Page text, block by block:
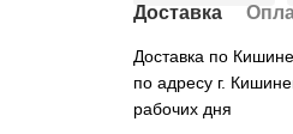
Доставка
Доставка по
по адресу г.
рабочих дня